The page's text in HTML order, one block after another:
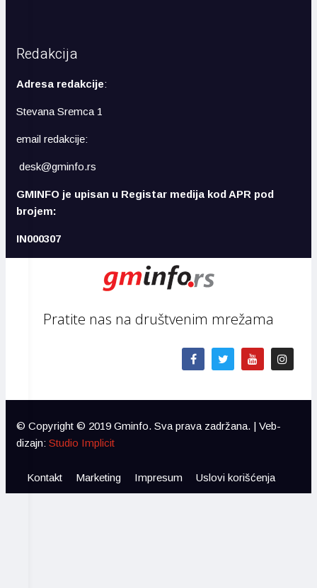
Redakcija
Adresa redakcije:
Stevana Sremca 1
email redakcije:
desk@gminfo.rs
GMINFO je upisan u Registar medija kod APR pod
brojem:
IN000307
Pratite nas na društvenim mrežama
© Copyright © 2019 Gminfo. Sva prava zadržana. | Veb-
dizajn: Studio Implicit
Kontakt Marketing Impresum Uslovi korišćenja